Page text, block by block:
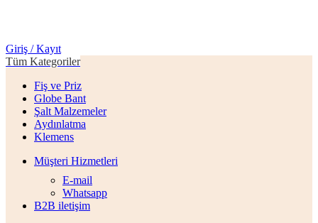
Giriş / Kayıt
Tüm Kategoriler
Fiş ve Priz
Globe Bant
Şalt Malzemeler
Aydınlatma
Klemens
Müşteri Hizmetleri
E-mail
Whatsapp
B2B iletişim